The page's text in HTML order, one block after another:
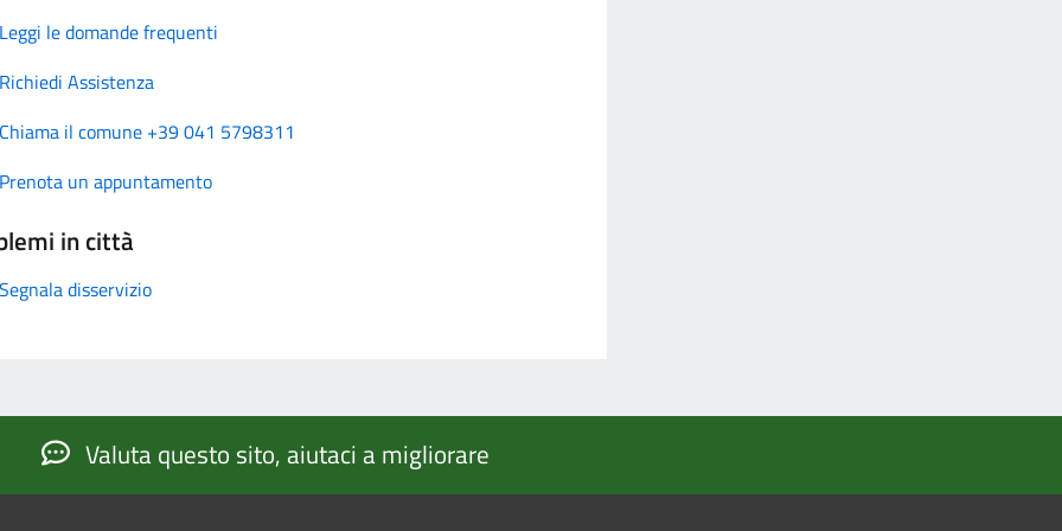
Leggi le domande frequenti
Richiedi Assistenza
Chiama il comune +39 041 5798311
Prenota un appuntamento
in città
Segnala disservizio
Valuta questo sito, aiutaci a migliorare